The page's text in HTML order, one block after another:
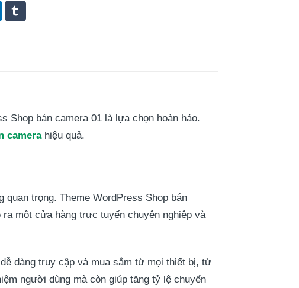
Shop bán camera 01 là lựa chọn hoàn hảo.
camerahiệu quả.
trọng. Theme WordPress Shop bán
một cửa hàng trực tuyến chuyên nghiệp và
dàng truy cập và mua sắm từ mọi thiết bị, từ
người dùng mà còn giúp tăng tỷ lệ chuyển